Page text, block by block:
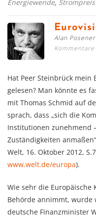
Energiewende, Strompreis
Alan
Kommentare
Hat Peer Steinbrück mein
gelesen? Man könnte es
mit Thomas Schmid auf
sprach, dass „sich die
Institutionen zunehmend
Zuständigkeiten
Welt, 16. Oktober 2012,
www.welt.de/europa).
Wie sehr die Europäische
Behörde annimmt, wurde
deutsche Finanzminister